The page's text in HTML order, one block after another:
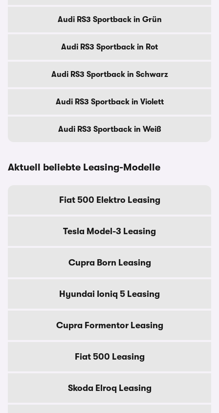
Audi RS3 Sportback in Grün
Audi RS3 Sportback in Rot
Audi RS3 Sportback in Schwarz
Audi RS3 Sportback in Violett
Audi RS3 Sportback in Weiß
Aktuell beliebte Leasing-Modelle
Fiat 500 Elektro Leasing
Tesla Model-3 Leasing
Cupra Born Leasing
Hyundai Ioniq 5 Leasing
Cupra Formentor Leasing
Fiat 500 Leasing
Skoda Elroq Leasing